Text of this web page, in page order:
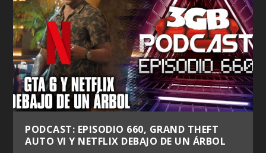
PODCAST: EPISODIO 660, GRAND THEFT
AUTO VI Y NETFLIX DEBAJO DE UN ÁRBOL